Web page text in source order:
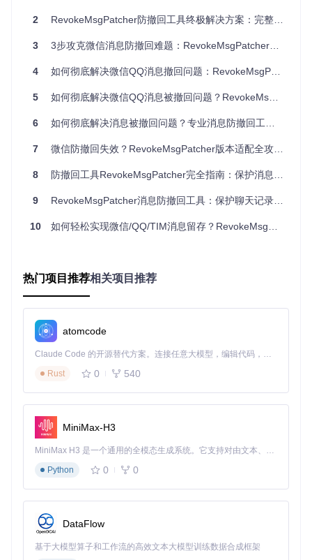
老师在微信群中发布作业要求、学习资料或重要通知后，如果
不慎撤回，学生可能会错过关键信息。安装RevokeMsgPatch
er后，学生可以确保不错过任何重要学习内容，家长也能及时
了解孩子的学习安排，有效提升家校沟通效率。
建议等内容。有时发送者可能因表述不当而撤回消息，但这些
留这些"被撤回"的灵感火花，促进团队更全面地讨论问题，避
RevokeMsgPatcher的防撤回功能基于对应用程序二进制文件
的精确修改。工具通过分析目标应用的代码结构，定位处理消
指令传递到关键节点时，工具会"引导"程序跳过撤回处理步
骤，从而保留原始消息。
使用调试工具附加到微信进程，准备进行代码分析和修改
具体实现时，工具首先定位到包含"revokemsg"关键字的代码
段，这些代码段通常与消息撤回功能直接相关。然后，将条件
跳转指令（JE）修改为无条件跳转指令（JMP），使程序无论
在什么条件下都不会执行撤回操作。这种修改方式对原程序的
影响极小，不会干扰其他正常功能的运行。
在调试环境中搜索并定位与"revokemsg"相关的代码段
将条件跳转指令修改为无条件跳转，绕过撤回处理逻辑
1. 获取工具源码
首先需要克隆项目仓库到本地：
2 RevokeMsgPatcher防撤回工具终极解决方案：完整修复微信/QQ消息撤回问题
3 3步攻克微信消息防撤回难题：RevokeMsgPatcher工具实战指南
4 如何彻底解决微信QQ消息撤回问题：RevokeMsgPatcher防撤回工具全攻略
5 如何彻底解决微信QQ消息被撤回问题？RevokeMsgPatcher防撤回工具使用指南
6 如何彻底解决消息被撤回问题？专业消息防撤回工具全攻略
7 微信防撤回失效？RevokeMsgPatcher版本适配全攻略：从原理到实操
8 防撤回工具RevokeMsgPatcher完全指南：保护消息记录与多账号管理解决方案
9 RevokeMsgPatcher消息防撤回工具：保护聊天记录完整的系统方案
10 如何轻松实现微信/QQ/TIM消息留存？RevokeMsgPatcher防撤回完整指南
热门项目推荐相关项目推荐
atomcode
Claude Code 的开源替代方案。连接任意大模型，编辑代码，运行命令，自动验证 — 全自动执行。用 Rust 构建，极致性能。 ｜ An open-source alternative to Claude Code. Connect any LLM, edit code, run commands, and verify changes — autonomously. Built in Rust for speed. Get Started
Rust
0 540
MiniMax-H3
MiniMax H3 是一个通用的全模态生成系统。它支持对由文本、图像、视频和音频组成的多模态上下文进行统一理解，并能生成分辨率高达 2K、时长可达 15 秒的带原生立体声音频的视频。得益于面向任务泛化的系统设计，H3 在预训练阶段就已具备广泛的多模态上下文理解与生成能力，能够出色地执行复杂的多模态指令。
Python
0 0
DataFlow
基于大模型算子和工作流的高效文本大模型训练数据合成框架